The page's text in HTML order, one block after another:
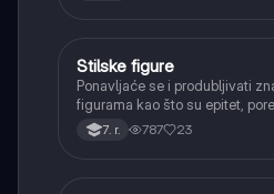
Srpski jezik
Stilske figure
Ponavljaće se i produbljivati
figurama kao što su epitet,
personifikacija, hiperbola,
asonanca, razumevajući
7. r. 787 23